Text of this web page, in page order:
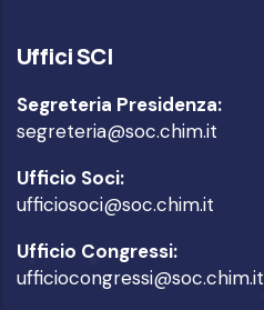
Uffici SCI
Segreteria Presidenza:
segreteria@soc.chim.it
Ufficio Soci:
ufficiosoci@soc.chim.it
Ufficio Congressi:
ufficiocongressi@soc.chim.it